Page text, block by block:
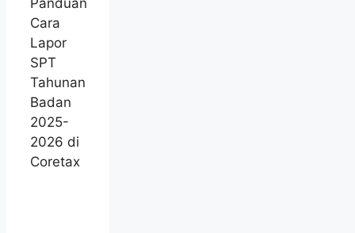
Cara
Lapor
SPT
Tahunan
Badan
2025-
2026 di
Coretax